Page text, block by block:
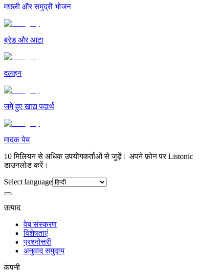
मछली और समुद्री भोजन
ब्रेड और आटा
दलहन
जमे हुए खाद्य पदार्थ
मादक पेय
10 मिलियन से अधिक उपयोगकर्ताओं से जुड़ें। अपने फ़ोन पर Listonic
डाउनलोड करें।
Select language
उत्पाद
वेब संस्करण
विशेषताएं
प्रश्नोत्तरी
अनुवाद समुदाय
कंपनी